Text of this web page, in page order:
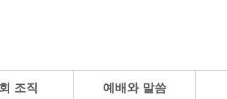
조직 예배와 말씀